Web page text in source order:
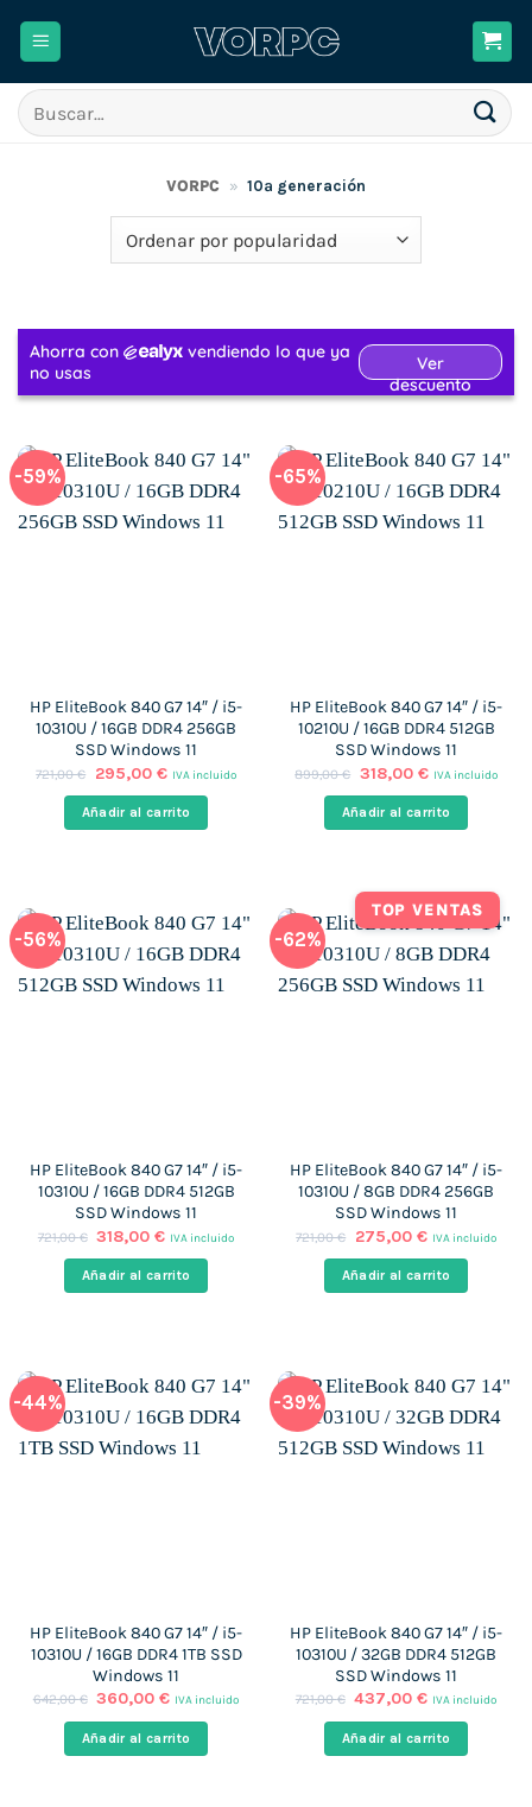
Buscar
por:
VORPC » 10ª generación
-59%
HP EliteBook 840 G7 14″ / i5-
10310U / 16GB DDR4 256GB
SSD Windows 11
721,00€
El
original
era:
295,00 €El
actual
es:
IVA incluido
Añadir al carrito
-65%
HP EliteBook 840 G7 14″ / i5-
10210U / 16GB DDR4 512GB
SSD Windows 11
899,00€ El
original
era:
318,00 €El
actual
es:
IVA incluido
Añadir al carrito
-56%
HP EliteBook 840 G7 14″ / i5-
10310U / 16GB DDR4 512GB
SSD Windows 11
721,00€ El
original
era:
318,00€El
actual
es:
IVA incluido
Añadir al carrito
-62%
TOP VENTAS
HP EliteBook 840 G7 14″ / i5-
10310U / 8GB DDR4 256GB
SSD Windows 11
721,00€
El
original
era:
275,00 €El
actual
es:
IVA incluido
Añadir al carrito
-44%
HP EliteBook 840 G7 14″ / i5-
10310U / 16GB DDR4 1TB SSD
Windows 11
642,00€ El
original
era:
360,00€El
actual
es:
IVA incluido
Añadir al carrito
-39%
HP EliteBook 840 G7 14″ / i5-
10310U / 32GB DDR4 512GB
SSD Windows 11
721,00€ El
original
era:
437,00€El
actual
es:
IVA incluido
Añadir al carrito